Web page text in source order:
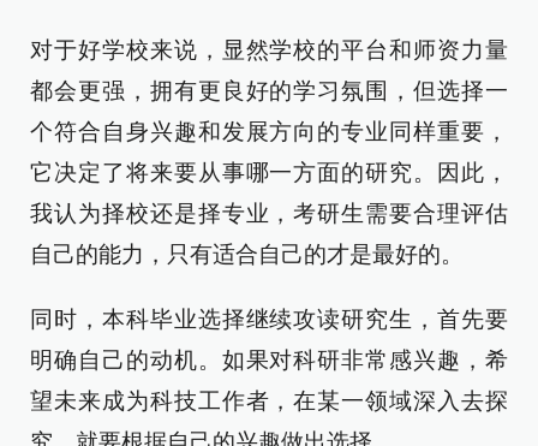
对于好学校来说，显然学校的平台和师资力量
都会更强，拥有更良好的学习氛围，但选择一
个符合自身兴趣和发展方向的专业同样重要，
它决定了将来要从事哪一方面的研究。因此，
我认为择校还是择专业，考研生需要合理评估
自己的能力，只有适合自己的才是最好的。
同时，本科毕业选择继续攻读研究生，首先要
明确自己的动机。如果对科研非常感兴趣，希
望未来成为科技工作者，在某一领域深入去探